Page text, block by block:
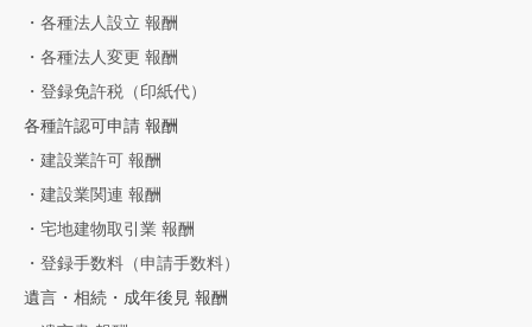
・各種法人設立 報酬
・各種法人変更 報酬
・登録免許税（印紙代）
各種許認可申請 報酬
・建設業許可 報酬
・建設業関連 報酬
・宅地建物取引業 報酬
・登録手数料（申請手数料）
遺言・相続・成年後見 報酬